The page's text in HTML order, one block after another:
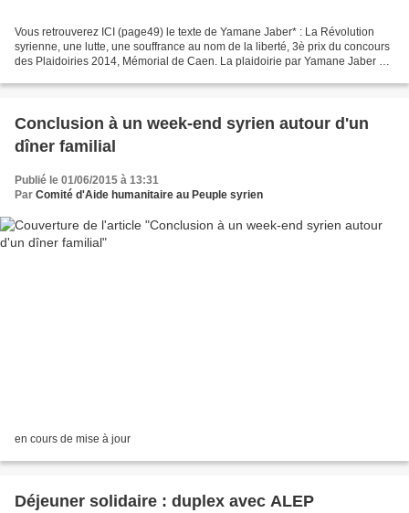
Vous retrouverez ICI (page49) le texte de Yamane Jaber* : La Révolution
syrienne, une lutte, une souffrance au nom de la liberté, 3è prix du concours
des Plaidoiries 2014, Mémorial de Caen. La plaidoirie par Yamane Jaber sur
Conclusion à un week-end syrien autour d'un
dîner familial
Publié le 01/06/2015 à 13:31
Par Comité d'Aide humanitaire au Peuple syrien
en cours de mise à jour
Déjeuner solidaire : duplex avec ALEP